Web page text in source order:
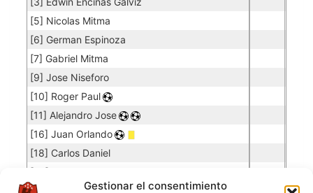
Gestionar el consentimiento
[5] Nicolas Mitma
[6] German Espinoza
[7] Gabriel Mitma
[9] Jose Niseforo
[10] Roger Paul
[11] Alejandro Jose
[16] Juan Orlando
[18] Carlos Daniel
[20] Daniel Azurduy